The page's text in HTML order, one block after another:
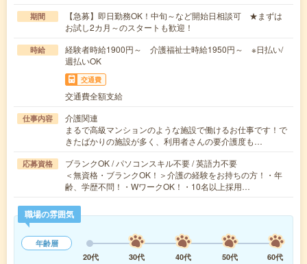
期間
【急募】即日勤務OK！中旬～など開始日相談可 ★まずは
お試し2カ月～のスタートも歓迎！
時給
経験者時給1900円～ 介護福祉士時給1950円～ ※日払い/
週払いOK
交通費
交通費全額支給
仕事内容
介護関連
まるで高級マンションのような施設で働けるお仕事です！で
きたばかりの施設が多く、利用者さんの要介護度も…
応募資格
ブランクOK / パソコンスキル不要 / 英語力不要
＜無資格・ブランクOK！＞介護の経験をお持ちの方！・年
齢、学歴不問！・WワークOK！・10名以上採用…
職場の雰囲気
年齢層
20代
30代 40代 50代
60代